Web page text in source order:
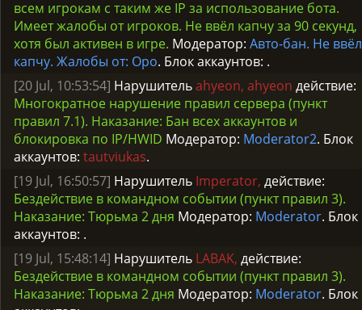
всем игрокам с таким же IP за использование бота.
Имеет жалобы от игроков. Не ввёл капчу за 90 секунд,
хотя был активен в игре. Модератор: Авто-бан. Не ввёл
капчу. Жалобы от: Opo. Блок аккаунтов: .
[20 Jul, 10:53:54] Нарушительahyeon, ahyeon действие:
Многократное нарушение правил сервера (пункт
правил 7.1). Наказание: Бан всех аккаунтов и
блокировка по IP/HWID Модератор: Moderator2. Блок
аккаунтов: tautviukas.
[19 Jul, 16:50:57] Нарушитель Imperator, действие:
Бездействие в командном событии (пункт правил 3).
Наказание: Тюрьма 2 дня Модератор: Moderator. Блок
аккаунтов: .
[19 Jul, 15:48:14] Нарушитель LABAK, действие:
Бездействие в командном событии (пункт правил 3).
Наказание: Тюрьма 2 дня Модератор: Moderator. Блок